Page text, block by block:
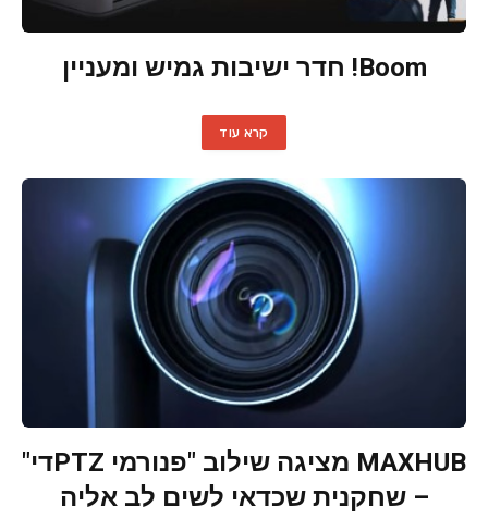
Boom! חדר ישיבות גמיש ומעניין
קרא עוד
MAXHUB מציגה שילוב "פנורמי PTZדי"
– שחקנית שכדאי לשים לב אליה